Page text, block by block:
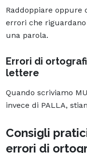
Raddoppiare oppure
errori che
una parola.
Errori di
lettere
Quando scriviamo
invece di PALLA,
Consigli
errori di